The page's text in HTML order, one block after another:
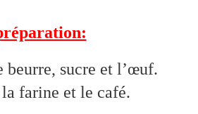
beurre, sucre et l’œuf.
farine et le café.